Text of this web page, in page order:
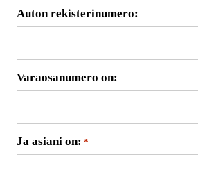
Auton rekisterinumero:
Varaosanumero on:
Ja asiani on: *